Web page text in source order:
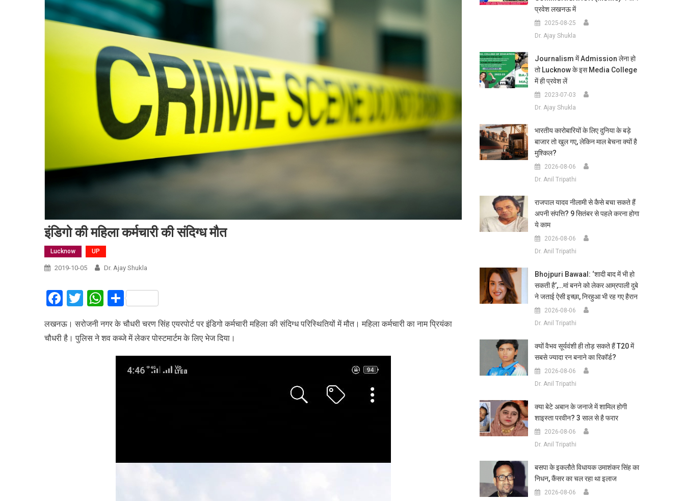
इंडिगो की महिला कर्मचारी की संदिग्ध मौत
Lucknow UP
2019-10-05 Dr. Ajay Shukla
Facebook
TwitterWhatsApp
Share
लखनऊ। सरोजनी नगर के चौधरी चरण सिंह एयरपोर्ट पर इंडिगो कर्मचारी महिला की संदिग्ध परिस्थितियों में मौत। महिला कर्मचारी का नाम प्रियंका
चौधरी है। पुलिस ने शव कब्जे में लेकर पोस्टमार्टम के लिए भेज दिया।
प्रवेश लखनऊ में
2025-08-25
Dr. Ajay Shukla
Journalism में Admission लेना हो
तो Lucknow के इस Media College
में ही प्रवेश लें
2023-07-03
Dr. Ajay Shukla
भारतीय कारोबारियों के लिए दुनिया के बड़े
बाजार तो खुल गए, लेकिन माल बेचना क्यों है
मुश्किल?
2026-08-06
Dr. Anil Tripathi
राजपाल यादव नीलामी से कैसे बचा सकते हैं
अपनी संपत्ति? 9 सितंबर से पहले करना होगा
ये काम
2026-08-06
Dr. Anil Tripathi
Bhojpuri Bawaal: ‘शादी बाद में भी हो
सकती है’,…मां बनने को लेकर आम्रपाली दुबे
ने जताई ऐसी इच्छा, निरहुआ भी रह गए हैरान
2026-08-06
Dr. Anil Tripathi
क्यों वैभव सूर्यवंशी ही तोड़ सकते हैं T20 में
सबसे ज्यादा रन बनाने का रिकॉर्ड?
2026-08-06
Dr. Anil Tripathi
क्या बेटे अबान के जनाजे में शामिल होगी
शाइस्ता परवीन? 3 साल से है फरार
2026-08-06
Dr. Anil Tripathi
बसपा के इकलौते विधायक उमाशंकर सिंह का
निधन, कैंसर का चल रहा था इलाज
2026-08-06